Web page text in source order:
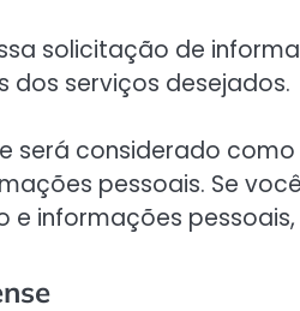
solicitação de
dos serviços desejados.
será considerado
pessoais. Se
e informações